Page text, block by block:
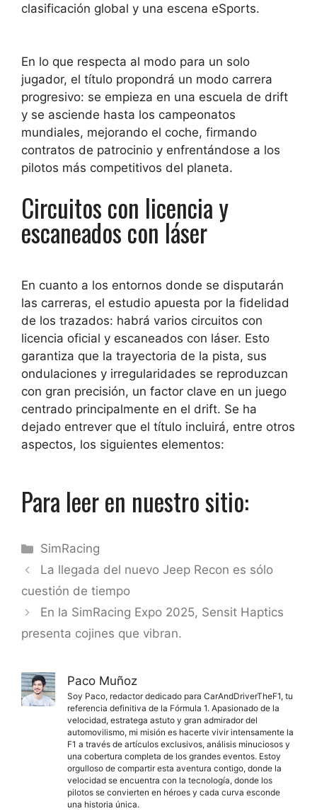
clasificación global y una escena eSports.
En lo que respecta al modo para un solo
jugador, el título propondrá un modo carrera
progresivo: se empieza en una escuela de drift
y se asciende hasta los campeonatos
mundiales, mejorando el coche, firmando
contratos de patrocinio y enfrentándose a los
pilotos más competitivos del planeta.
Circuitos con licencia y
escaneados con láser
En cuanto a los entornos donde se disputarán
las carreras, el estudio apuesta por la fidelidad
de los trazados: habrá varios circuitos con
licencia oficial y escaneados con láser. Esto
garantiza que la trayectoria de la pista, sus
ondulaciones y irregularidades se reproduzcan
con gran precisión, un factor clave en un juego
centrado principalmente en el drift. Se ha
dejado entrever que el título incluirá, entre otros
aspectos, los siguientes elementos:
Para leer en nuestro sitio:
Categorías
SimRacing
La llegada del nuevo Jeep Recon es sólo
cuestión de tiempo
En la SimRacing Expo 2025, Sensit Haptics
presenta cojines que vibran.
Paco Muñoz
Soy Paco, redactor dedicado para CarAndDriverTheF1, tu
referencia definitiva de la Fórmula 1. Apasionado de la
velocidad, estratega astuto y gran admirador del
automovilismo, mi misión es hacerte vivir intensamente la
F1 a través de artículos exclusivos, análisis minuciosos y
una cobertura completa de los grandes eventos. Estoy
orgulloso de compartir esta aventura contigo, donde la
velocidad se encuentra con la tecnología, donde los
pilotos se convierten en héroes y cada curva esconde
una historia única.